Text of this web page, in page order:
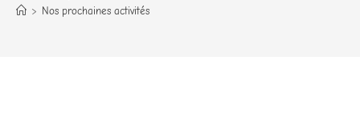
> Nos prochaines activités